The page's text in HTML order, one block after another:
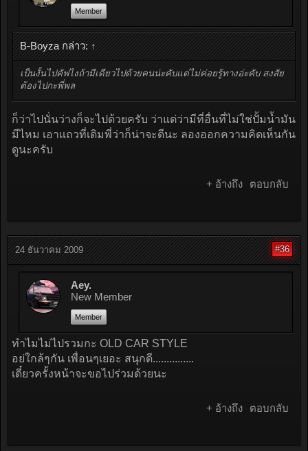
Member
B-Boyza กล่าว: ↑
เป็นงั้นไปคัฟไงถ้ามีเดียวไปด้วยคนน่ะคับแต่ไม่ค่อยรู้ทางอ่ะคับ สงสัย
ต้องไปกะพี่พล
ก็ว่าไปนั่นว่างก็จะไปด้วยครับ ว่าแต่ว่ามีที่อื่นที่ไม่ใช่ปั้มน้ำมัน
มีไหม เอาแถวที่เดิมพี่ว่าก็น่าจะดีนะ ลองออกความคิดเห็นกัน
ดูนะครับ
+ อ้างถึง ตอบกลับ
24 ธันวาคม 2009 #36
Aey.
New Member
Member
ทำไมไม่ไปรวมกะ OLD CAR STYLE
อย่ใกล้ๆกัน เพื่อนๆเยอะ สนุกดี...............
เดี๋ยวครั้งหน้าจะขอไปร่วมด้วยนะ
+ อ้างถึง ตอบกลับ